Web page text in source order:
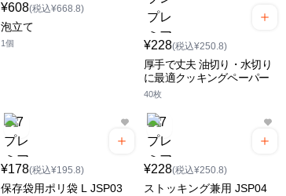
¥608(税込¥668.8)
泡立て
1個 ¥228(税込¥250.8)
厚手で丈夫 油切り・水切り
に最適クッキングペーパー
40枚
¥178(税込¥195.8)
保存袋用ポリ袋 L JSP03
¥228(税込¥250.8)
ストッキング兼用 JSP04